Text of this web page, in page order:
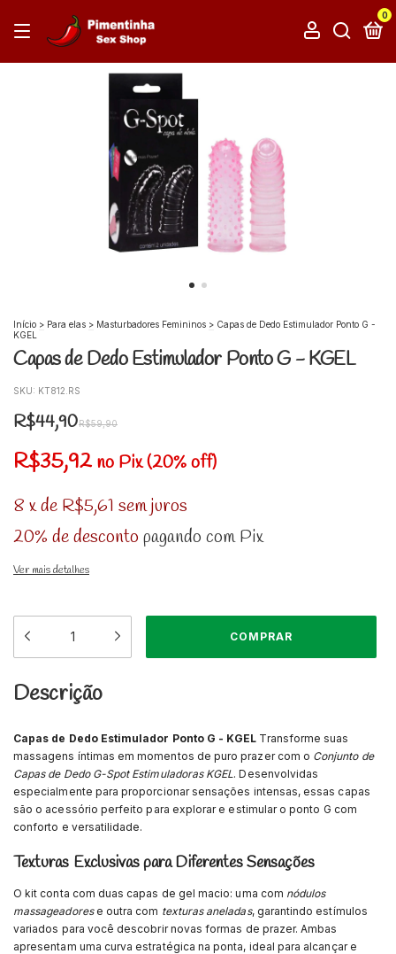
0
Início > Para elas > Masturbadores Femininos > Capas de Dedo Estimulador Ponto G -
KGEL
Capas de Dedo Estimulador Ponto G - KGEL
SKU: KT812.RS
R$44,90R$59,90
R$35,92 no Pix (20% off)
8 xde R$5,61 sem juros
20% de desconto pagando com Pix
Ver mais detalhes
Descrição
Capas de Dedo Estimulador Ponto G - KGEL Transforme suas
massagens íntimas em momentos de puro prazer com o Conjunto de
Capas de Dedo G-Spot Estimuladoras KGEL . Desenvolvidas
especialmente para proporcionar sensações intensas, essas capas
são o acessório perfeito para explorar e estimular o ponto G com
conforto e versatilidade.
Texturas Exclusivas para Diferentes Sensações
O kit conta com duas capas de gel macio: uma com nódulos
massageadorese outra com texturas aneladas, garantindo estímulos
variados para você descobrir novas formas de prazer. Ambas
apresentam uma curva estratégica na ponta, ideal para alcançar e